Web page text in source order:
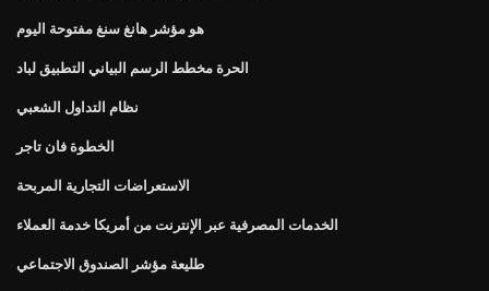
هو مؤشر هانغ سنغ مفتوحة اليوم
الحرة مخطط الرسم البياني التطبيق لباد
نظام التداول الشعبي
الخطوة فان تاجر
الاستعراضات التجارية المربحة
الخدمات المصرفية عبر الإنترنت من أمريكا خدمة العملاء
طليعة مؤشر الصندوق الاجتماعي